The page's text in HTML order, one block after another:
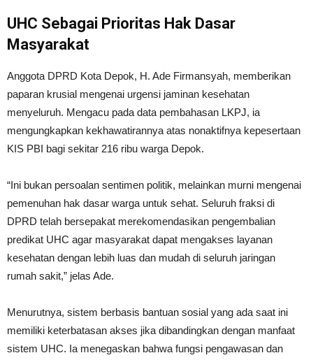
UHC Sebagai Prioritas Hak Dasar
Masyarakat
Anggota DPRD Kota Depok, H. Ade Firmansyah, memberikan
paparan krusial mengenai urgensi jaminan kesehatan
menyeluruh. Mengacu pada data pembahasan LKPJ, ia
mengungkapkan kekhawatirannya atas nonaktifnya kepesertaan
KIS PBI bagi sekitar 216 ribu warga Depok.
“Ini bukan persoalan sentimen politik, melainkan murni mengenai
pemenuhan hak dasar warga untuk sehat. Seluruh fraksi di
DPRD telah bersepakat merekomendasikan pengembalian
predikat UHC agar masyarakat dapat mengakses layanan
kesehatan dengan lebih luas dan mudah di seluruh jaringan
rumah sakit,” jelas Ade.
Menurutnya, sistem berbasis bantuan sosial yang ada saat ini
memiliki keterbatasan akses jika dibandingkan dengan manfaat
sistem UHC. Ia menegaskan bahwa fungsi pengawasan dan